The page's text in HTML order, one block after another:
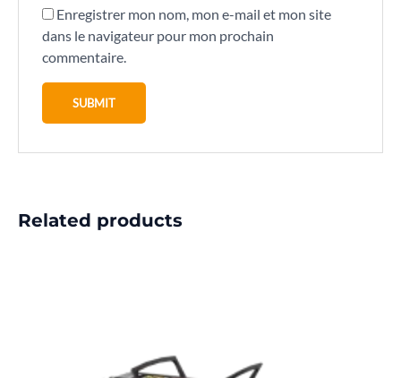
Enregistrer mon nom, mon e-mail et mon site
dans le navigateur pour mon prochain
commentaire.
Related products